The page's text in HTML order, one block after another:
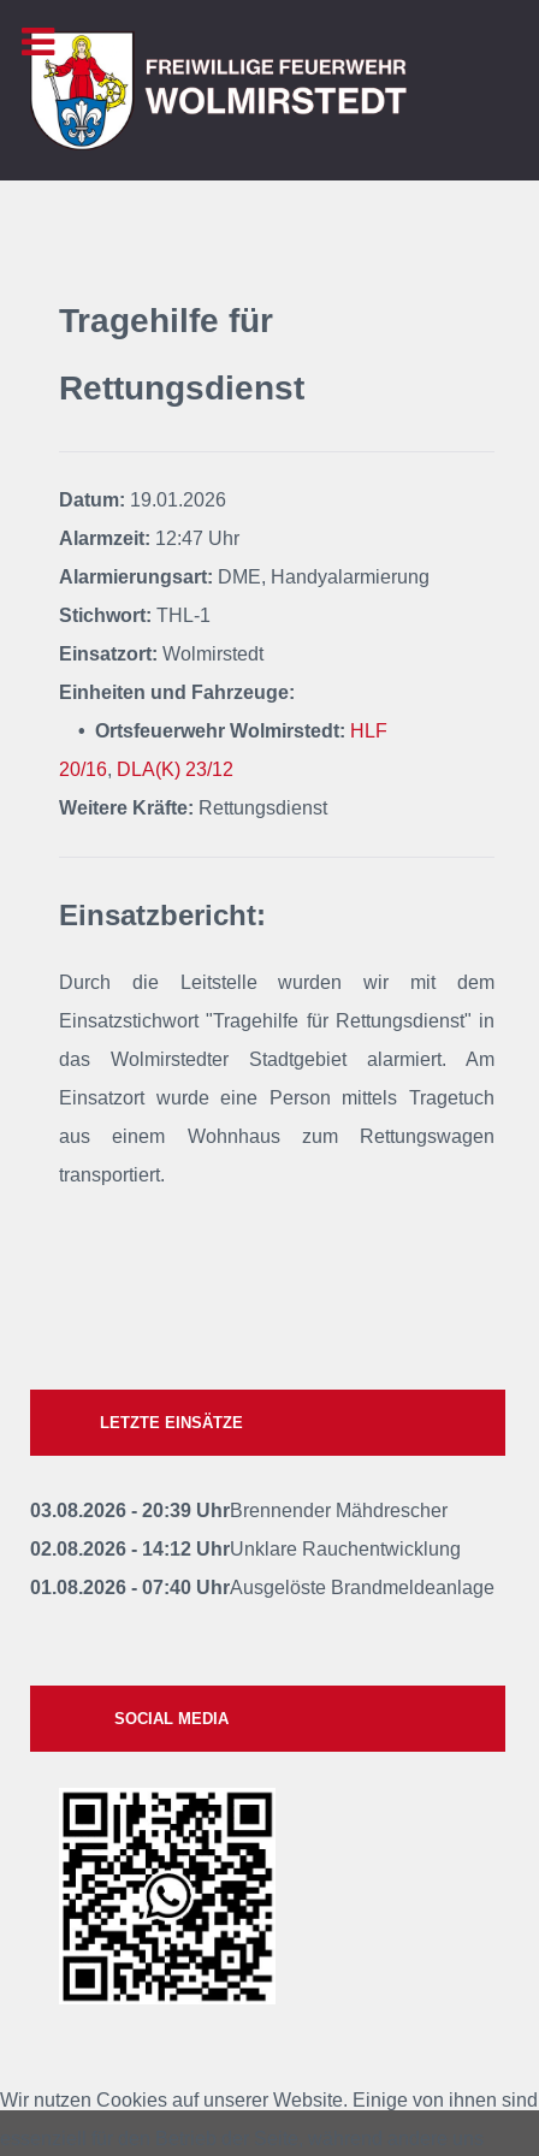
Tragehilfe für
Rettungsdienst
Datum: 19.01.2026
Alarmzeit: 12:47 Uhr
Alarmierungsart: DME, Handyalarmierung
Stichwort: THL-1
Einsatzort: Wolmirstedt
Einheiten und Fahrzeuge:
• Ortsfeuerwehr Wolmirstedt: HLF
20/16, DLA(K) 23/12
Weitere Kräfte: Rettungsdienst
Einsatzbericht:
Durch die Leitstelle wurden wir mit dem
Einsatzstichwort "Tragehilfe für Rettungsdienst" in
das Wolmirstedter Stadtgebiet alarmiert. Am
Einsatzort wurde eine Person mittels Tragetuch
aus einem Wohnhaus zum Rettungswagen
transportiert.
LETZTE EINSÄTZE
03.08.2026 - 20:39 UhrBrennender Mähdrescher
02.08.2026 - 14:12 UhrUnklare Rauchentwicklung
01.08.2026 - 07:40 UhrAusgelöste Brandmeldeanlage
SOCIAL MEDIA
Wir nutzen Cookies auf unserer Website. Einige von ihnen sind